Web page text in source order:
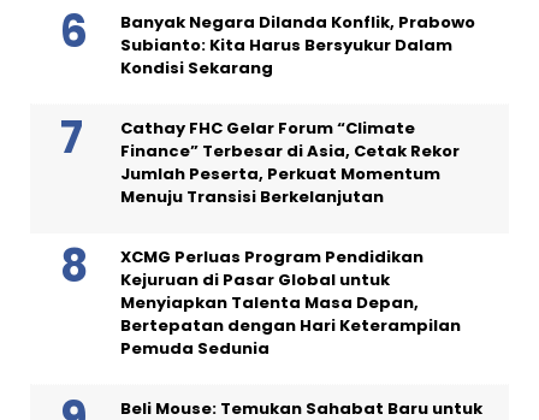
Banyak Negara Dilanda Konflik, Prabowo
Subianto: Kita Harus Bersyukur Dalam
Kondisi Sekarang
Cathay FHC Gelar Forum “Climate
Finance” Terbesar di Asia, Cetak Rekor
Jumlah Peserta, Perkuat Momentum
Menuju Transisi Berkelanjutan
XCMG Perluas Program Pendidikan
Kejuruan di Pasar Global untuk
Menyiapkan Talenta Masa Depan,
Bertepatan dengan Hari Keterampilan
Pemuda Sedunia
Beli Mouse: Temukan Sahabat Baru untuk